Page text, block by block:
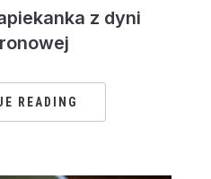
z dyni
READING